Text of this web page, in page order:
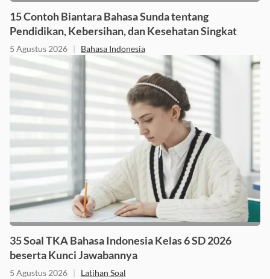
15 Contoh Biantara Bahasa Sunda tentang
Pendidikan, Kebersihan, dan Kesehatan Singkat
5 Agustus 2026 | Bahasa Indonesia
35 Soal TKA Bahasa Indonesia Kelas 6 SD 2026
beserta Kunci Jawabannya
5 Agustus 2026 | Latihan Soal